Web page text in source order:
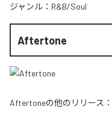
ジャンル： R&B/Soul
Aftertone
Aftertoneの他のリリース：